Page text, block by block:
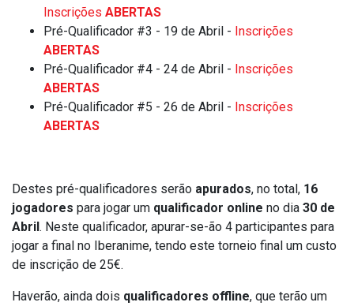
Inscrições ABERTAS
Pré-Qualificador #3 - 19 de Abril - Inscrições
ABERTAS
Pré-Qualificador #4 - 24 de Abril - Inscrições
ABERTAS
Pré-Qualificador #5 - 26 de Abril - Inscrições
ABERTAS
Destes pré-qualificadores serão apurados, no total, 16
jogadores para jogar um qualificador online no dia 30 de
Abril. Neste qualificador, apurar-se-ão 4 participantes para
jogar a final no Iberanime, tendo este torneio final um custo
de inscrição de 25€.
Haverão, ainda dois qualificadores offline, que terão um